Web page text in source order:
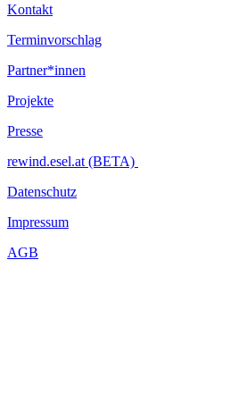
Kontakt
Terminvorschlag
Partner*innen
Projekte
Presse
rewind.esel.at (BETA)
Datenschutz
Impressum
AGB